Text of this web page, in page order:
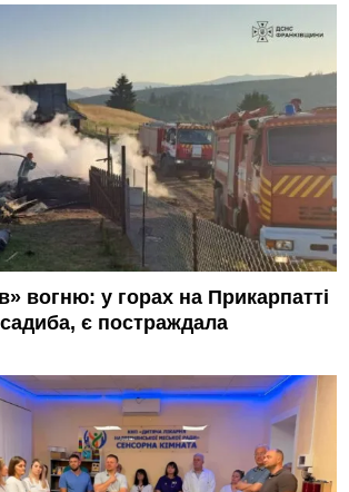
вогню: у горах на Прикарпатті
садиба, є постраждала